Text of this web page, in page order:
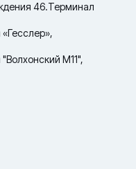
46.Терминал
М11",